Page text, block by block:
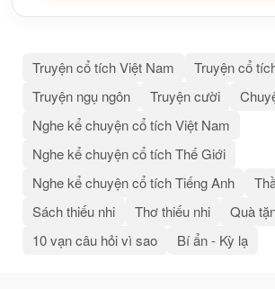
Truyện cổ tích Việt Nam
Truyện cổ
Truyện ngụ ngôn
Truyện cười
Nghe kể chuyện cổ tích Việt Nam
Nghe kể chuyện cổ tích Thế Giới
Nghe kể chuyện cổ tích Tiếng Anh
Sách thiếu nhi
Thơ thiếu nhi
Quà
10 vạn câu hỏi vì sao
Bí ẩn - Kỳ lạ